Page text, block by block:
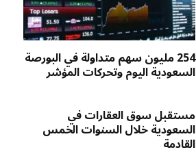
254 مليون سهم متداولة في البورصة
السعودية اليوم وتحركات المؤشر
مستقبل سوق العقارات في
السعودية خلال السنوات الخمس
القادمة